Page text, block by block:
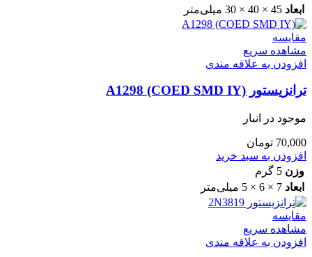
ابعاد 45 × 40 × 30 میلی‌متر
مقایسه
مشاهده سریع
افزودن به علاقه مندی
ترانزیستور A1298 (COED SMD IY)
موجود در انبار
70,000 تومان
افزودن به سبد خرید
وزن 5 گرم
ابعاد 7 × 6 × 5 میلی‌متر
مقایسه
مشاهده سریع
افزودن به علاقه مندی